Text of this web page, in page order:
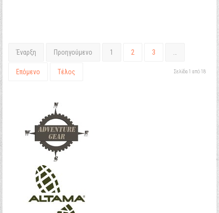
Έναρξη Προηγούμενο 1 2 3
Επόμενο Τέλος Σελίδα 1 από 18